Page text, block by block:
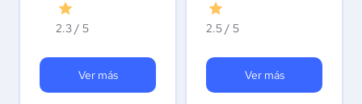
2.3 / 5
Ver más
2.5 / 5
Ver más